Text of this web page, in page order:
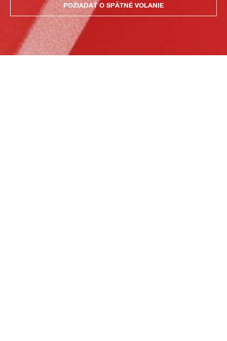
POŽIADAŤ O SPÄTNÉ VOLANIE